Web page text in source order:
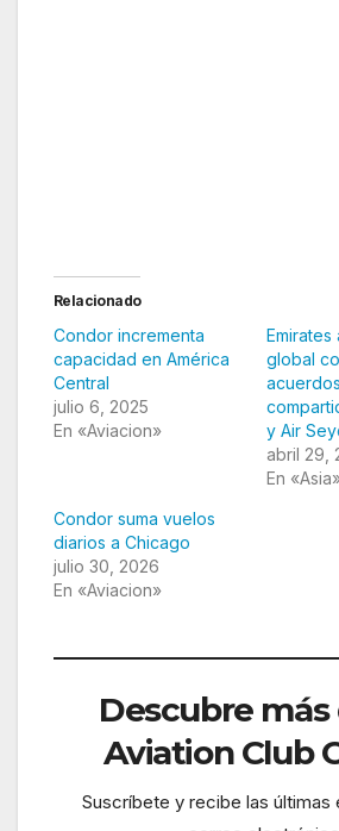
Relacionado
Condor incrementa
capacidad en América
Central
julio 6, 2025
En «Aviacion»
Emirates
global
y Air
abril 29,
En
Condor suma vuelos
diarios a Chicago
julio 30, 2026
En «Aviacion»
Descubre más
Aviation Club
Suscríbete y recibe las últimas